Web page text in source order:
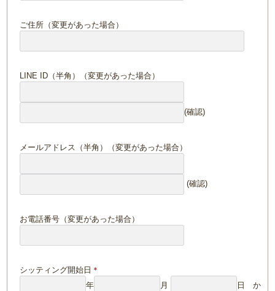
ご住所（変更があった場合）
LINE ID（半角）（変更があった場合）
(確認)
メールアドレス（半角）（変更があった場合）
(確認)
お電話番号（変更があった場合）
シッティング開始日 ＊
年
月
日 か